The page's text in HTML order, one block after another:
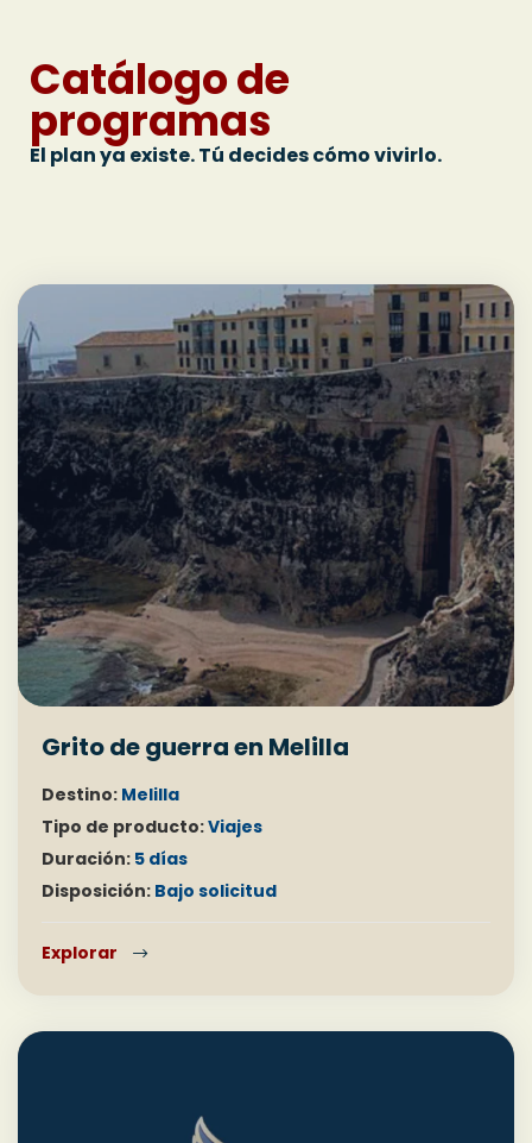
Catálogo de
programas
El plan ya existe. Tú decides cómo vivirlo.
Grito de guerra en Melilla
Destino: Melilla
Tipo de producto:Viajes
Duración: 5 días
Disposición: Bajo solicitud
Explorar